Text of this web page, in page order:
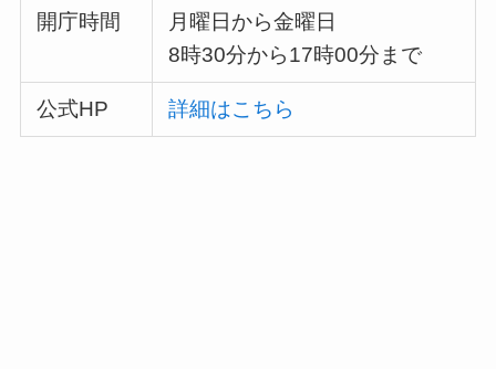
開庁時間
月曜日から金曜日
8時30分から17時00分まで
公式HP 詳細はこちら